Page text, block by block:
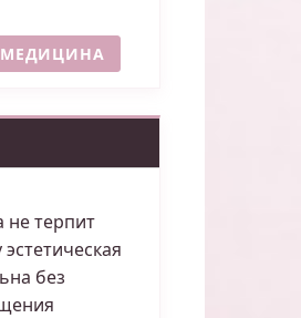
МЕДИЦИНА
не терпит
без